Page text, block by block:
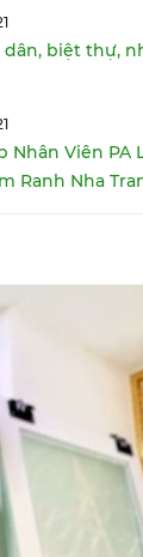
biệt thự,
Nhân Viên PA
Ranh Nha